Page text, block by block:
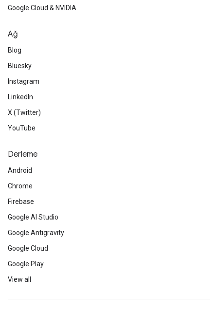
Google Cloud & NVIDIA
Ağ
Blog
Bluesky
Instagram
LinkedIn
X (Twitter)
YouTube
Derleme
Android
Chrome
Firebase
Google AI Studio
Google Antigravity
Google Cloud
Google Play
View all